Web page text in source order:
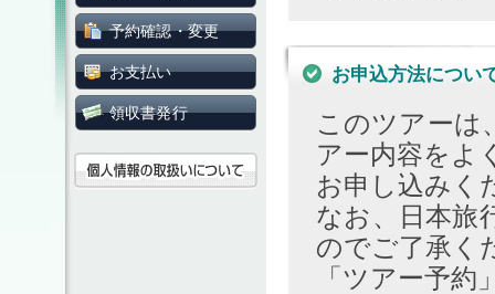
予約確認・変更
お支払い
領収書発行
お申込方法につい
このツアーは
アー内容をよ
お申し込みく
なお、日本旅
のでご了承く
「ツアー予